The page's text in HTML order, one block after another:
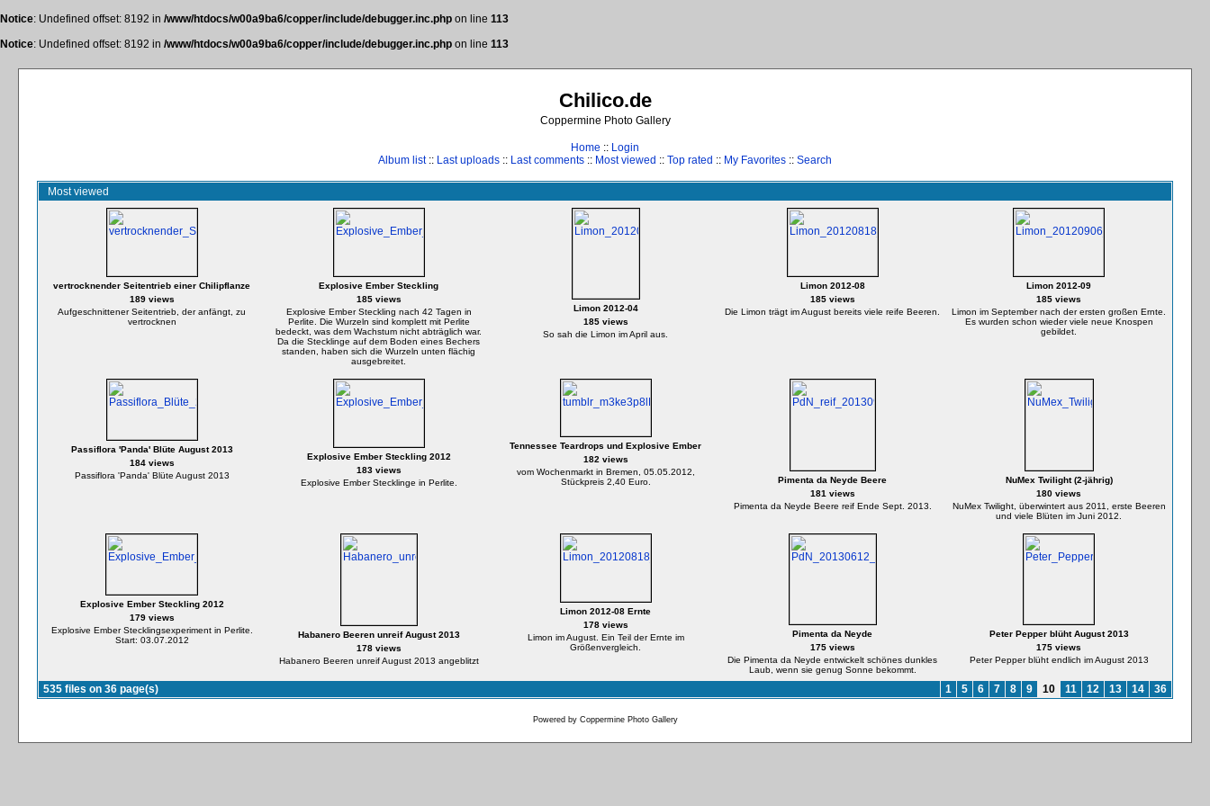
Notice: Undefined offset: 8192 in /www/htdocs/w00a9ba6/copper/include/debugger.inc.php on line 113
Notice: Undefined offset: 8192 in /www/htdocs/w00a9ba6/copper/include/debugger.inc.php on line 113
Chilico.de
Coppermine Photo Gallery
Home :: Login
Album list:: Last uploads :: Last comments :: Most viewed :: Top rated :: My Favorites :: Search
Most viewed
vertrocknender Seitentrieb einer Chilipflanze
189 views
Aufgeschnittener Seitentrieb, der anfängt, zu
vertrocknen
Explosive Ember Steckling
185 views
Explosive Ember Steckling nach 42 Tagen in
Perlite. Die Wurzeln sind komplett mit Perlite
bedeckt, was dem Wachstum nicht abträglich war.
Da die Stecklinge auf dem Boden eines Bechers
standen, haben sich die Wurzeln unten flächig
ausgebreitet.
Limon 2012-04
185 views
So sah die Limon im April aus.
Limon 2012-08
185 views
Die Limon trägt im August bereits viele reife Beeren.
Limon 2012-09
185 views
Limon im September nach der ersten großen Ernte.
Es wurden schon wieder viele neue Knospen
gebildet.
Passiflora 'Panda' Blüte August 2013
184 views
Passiflora 'Panda' Blüte August 2013
Explosive Ember Steckling 2012
183 views
Explosive Ember Stecklinge in Perlite.
Tennessee Teardrops und Explosive Ember
182 views
vom Wochenmarkt in Bremen, 05.05.2012,
Stückpreis 2,40 Euro.
Pimenta da Neyde Beere
181 views
Pimenta da Neyde Beere reif Ende Sept. 2013.
NuMex Twilight (2-jährig)
180 views
NuMex Twilight, überwintert aus 2011, erste Beeren
und viele Blüten im Juni 2012.
Explosive Ember Steckling 2012
179 views
Explosive Ember Stecklingsexperiment in Perlite.
Start: 03.07.2012
Habanero Beeren unreif August 2013
178 views
Habanero Beeren unreif August 2013 angeblitzt
Limon 2012-08 Ernte
178 views
Limon im August. Ein Teil der Ernte im
Größenvergleich.
Pimenta da Neyde
175 views
Die Pimenta da Neyde entwickelt schönes dunkles
Laub, wenn sie genug Sonne bekommt.
Peter Pepper blüht August 2013
175 views
Peter Pepper blüht endlich im August 2013
535 files on 36 page(s) 1 5 6 7 8 9 10 11 12 13 14 36
Powered by Coppermine Photo Gallery